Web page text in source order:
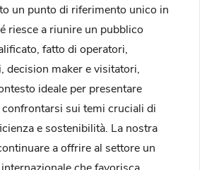
un punto di riferimento unico in
riesce a riunire un pubblico
fatto di operatori,
decision maker e visitatori,
ideale per presentare
sui temi cruciali di
e sostenibilità. La nostra
a offrire al settore un
che favorisca